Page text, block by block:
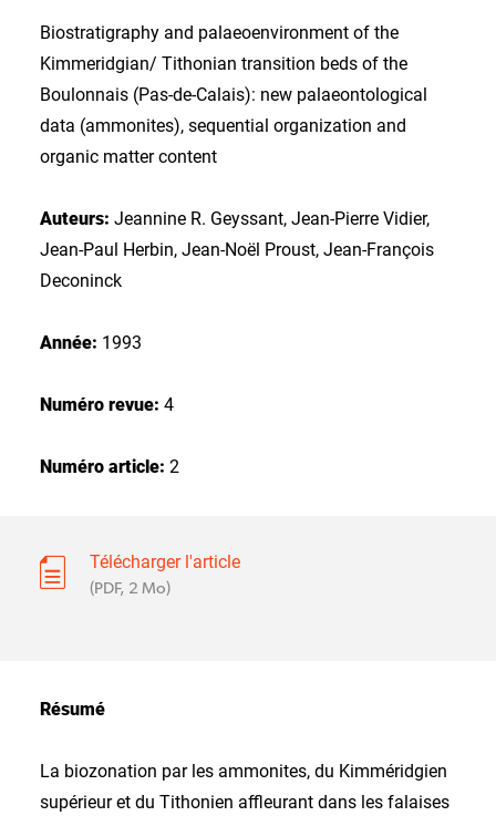
Biostratigraphy and palaeoenvironment of the
Kimmeridgian/ Tithonian transition beds of the
Boulonnais (Pas-de-Calais): new palaeontological
data (ammonites), sequential organization and
organic matter content
Auteurs: Jeannine R. Geyssant, Jean-Pierre Vidier,
Jean-Paul Herbin, Jean-Noël Proust, Jean-François
Deconinck
Année: 1993
Numéro revue: 4
Numéro article: 2
Télécharger l'article
(PDF, 2 Mo)
Résumé
La biozonation par les ammonites, du Kimméridgien
supérieur et du Tithonien affleurant dans les falaises